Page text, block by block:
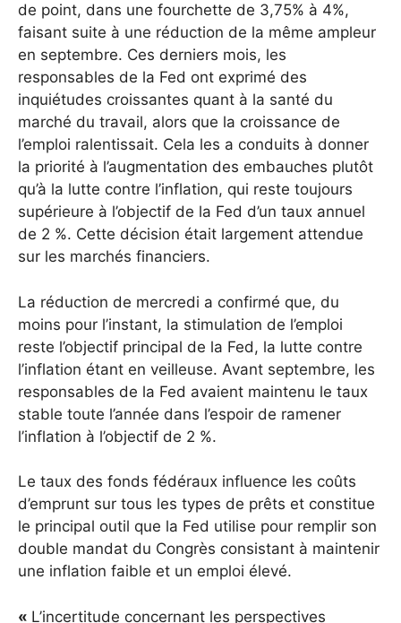
de point, dans une fourchette de 3,75% à 4%,
faisant suite à une réduction de la même ampleur
en septembre. Ces derniers mois, les
responsables de la Fed ont exprimé des
inquiétudes croissantes quant à la santé du
marché du travail, alors que la croissance de
l’emploi ralentissait. Cela les a conduits à donner
la priorité à l’augmentation des embauches plutôt
qu’à la lutte contre l’inflation, qui reste toujours
supérieure à l’objectif de la Fed d’un taux annuel
de 2 %. Cette décision était largement attendue
sur les marchés financiers.
La réduction de mercredi a confirmé que, du
moins pour l’instant, la stimulation de l’emploi
reste l’objectif principal de la Fed, la lutte contre
l’inflation étant en veilleuse. Avant septembre, les
responsables de la Fed avaient maintenu le taux
stable toute l’année dans l’espoir de ramener
l’inflation à l’objectif de 2 %.
Le taux des fonds fédéraux influence les coûts
d’emprunt sur tous les types de prêts et constitue
le principal outil que la Fed utilise pour remplir son
double mandat du Congrès consistant à maintenir
une inflation faible et un emploi élevé.
« L’incertitude concernant les perspectives